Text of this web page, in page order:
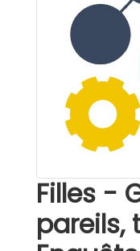
Filles -
pareils,